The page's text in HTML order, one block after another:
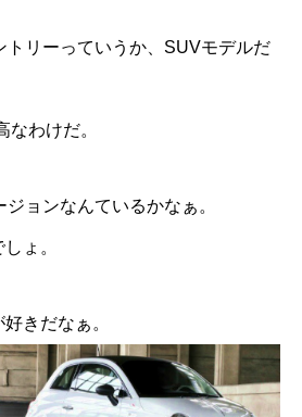
トリーっていうか、SUVモデルだ
なわけだ。
ョンなんているかなぁ。
ょ。
きだなぁ。